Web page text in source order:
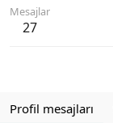
Mesajlar
27
Profil mesajları